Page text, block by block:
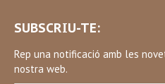
SUBSCRIU-TE:
Rep una notificació amb les
nostra web.